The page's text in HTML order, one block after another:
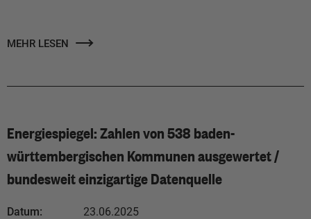
MEHR LESEN
Energiespiegel: Zahlen von 538 baden-
württembergischen Kommunen ausgewertet /
bundesweit einzigartige Datenquelle
Datum: 23.06.2025